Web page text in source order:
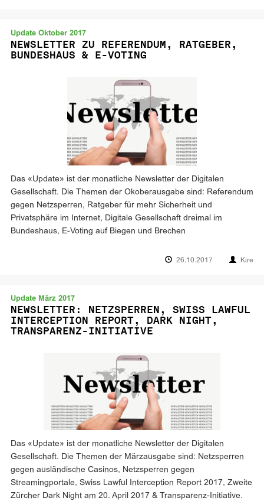
Update Oktober 2017
NEWSLETTER ZU REFERENDUM, RATGEBER,
BUNDESHAUS & E-VOTING
Das «Update» ist der monatliche Newsletter der Digitalen
Gesellschaft. Die Themen der Okoberausgabe sind: Referendum
gegen Netzsperren, Ratgeber für mehr Sicherheit und
Privatsphäre im Internet, Digitale Gesellschaft dreimal im
Bundeshaus, E-Voting auf Biegen und Brechen
26.10.2017 Kire
Update März 2017
NEWSLETTER: NETZSPERREN, SWISS LAWFUL
INTERCEPTION REPORT, DARK NIGHT,
TRANSPARENZ-INITIATIVE
Das «Update» ist der monatliche Newsletter der Digitalen
Gesellschaft. Die Themen der Märzausgabe sind: Netzsperren
gegen ausländische Casinos, Netzsperren gegen
Streamingportale, Swiss Lawful Interception Report 2017, Zweite
Zürcher Dark Night am 20. April 2017 & Transparenz-Initiative.